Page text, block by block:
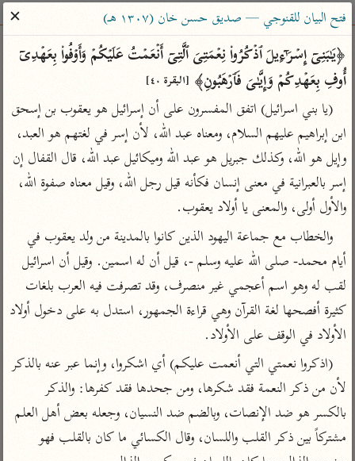
ساهم معنا في نشر القرآن والعلم الشرعي
الباحث القرآني
بحث تفسير علوم
Type 2 or more characters for results.
Type 1 or more
characters for results.
أمّهات
تفسير الطبري
تفسير ابن كثير
تفسير القرطبي
تفسير البغوي
جمع الأقوال
تفسير ابن الجوزي
تفسير الماوردي
عامّة
فتح البيان للقنوجي
فتح القدير للشوكاني
تفسير ابن جزي
موسوعات
تفسير الآلوسي
تفسير الرازي
أخرى
المختصر في
التفسير
تفسير السعدي
أيسر التفاسير
القرآن – تدبر وعمل
تفسير ابن عثيمين
مركَّزة العبارة
فتح البيان للقنوجي — صديق حسن خان (١٣٠٧ هـ)
✕
أُوفِ بِعَهۡدِكُمۡ وَإِیَّـٰیَ فَٱرۡهَبُونِ﴾ [البقرة ٤٠]
والأول أولى، والمعنى يا أولاد يعقوب.
الأولاد في الوقف على الأولاد.
(اذكروا نعمتي التي أنعمت عليكم) أي اشكروا، وإنما عبر عنه بالذكر
لأن من ذكر النعمة فقد شكرها، ومن جحدها فقد كفرها: والذكر
مشتركاً بين ذكر القلب واللسان، وقال الكسائي ما كان بالقلب فهو